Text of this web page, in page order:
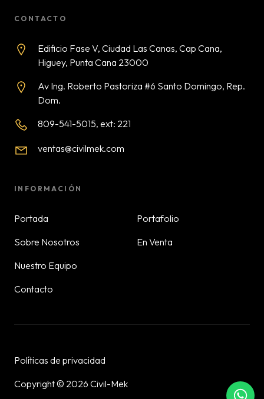
CONTACTO
Edificio Fase V, Ciudad Las Canas, Cap Cana,
Higuey, Punta Cana 23000
Av Ing. Roberto Pastoriza #6 Santo Domingo, Rep.
Dom.
809-541-5015, ext: 221
ventas@civilmek.com
INFORMACIÓN
Portada
Sobre Nosotros
Nuestro Equipo
Contacto
Portafolio
En Venta
Políticas de privacidad
Copyright © 2026 Civil-Mek